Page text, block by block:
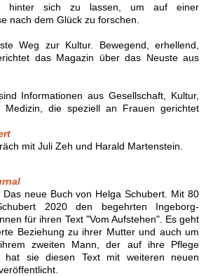
hinter sich zu lassen, um auf einer
nach dem Glück zu forschen.
Weg zur Kultur. Bewegend, erhellend,
das Magazin über das Neuste aus
Informationen aus Gesellschaft, Kultur,
Medizin, die speziell an Frauen gerichtet
mit Juli Zeh und Harald Martenstein.
neue Buch von Helga Schubert. Mit 80
2020 den begehrten Ingeborg-
für ihren Text "Vom Aufstehen". Es geht
Beziehung zu ihrer Mutter und auch um
zweiten Mann, der auf ihre Pflege
hat sie diesen Text mit weiteren neuen